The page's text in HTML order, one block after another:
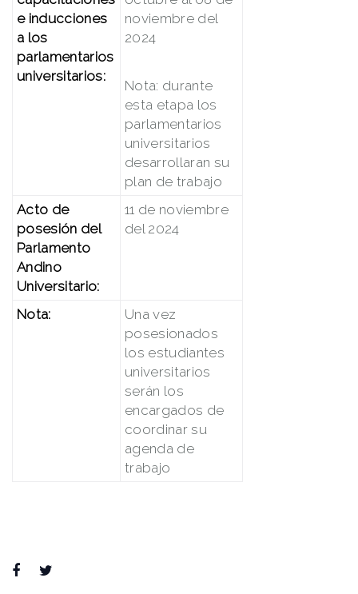
e inducciones
a los
parlamentarios
universitarios:
noviembre del
2024
Nota: durante
esta etapa los
parlamentarios
universitarios
desarrollaran su
plan de trabajo
Acto de
posesión del
Parlamento
Andino
Universitario:
11 de noviembre
del 2024
Nota:
Una vez
posesionados
los estudiantes
universitarios
serán los
encargados de
coordinar su
agenda de
trabajo
Facebook